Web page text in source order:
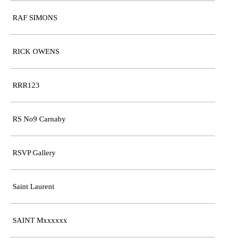
RAF SIMONS
RICK OWENS
RRR123
RS No9 Carnaby
RSVP Gallery
Saint Laurent
SAINT Mxxxxxx